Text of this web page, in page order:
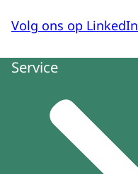
Volg ons op LinkedIn
Service